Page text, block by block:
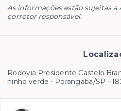
As informações estão sujeitas a
corretor responsável.
Rodovia Presidente Castelo
ninho verde - Porangaba/SP -